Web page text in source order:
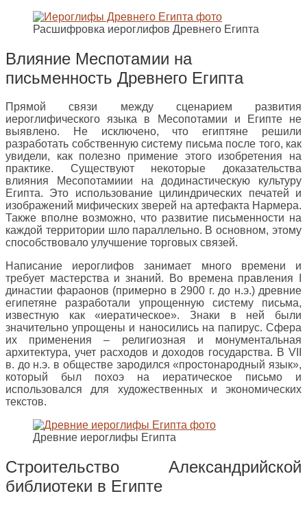
Расшифровка иероглифов Древнего Египта
Влияние Меспотамии на
письменность Древнего Египта
Прямой связи между сценарием развития
иероглифического языка в Месопотамии и Египте не
выявлено. Не исключено, что египтяне решили
разработать собственную систему письма после того, как
увидели, как полезно примение этого изобретения на
практике. Существуют некоторые доказательства
влияния Месопотамиии на додинастическую культуру
Египта. Это использование цилиндрических печатей и
изображений мифических зверей на артефакта Нармера.
Также вполне возможно, что развитие письменности на
каждой территории шло параллельно. В основном, этому
способствовало улучшение торговых связей.
Написание иероглифов занимает много времени и
требует мастерства и знаний. Во времена правления I
династии фараонов (примерно в 2900 г. до н.э.) древние
египетяне разработали упрощенную систему письма,
известную как «иератическое». Знаки в ней были
значительно упрощены и наносились на папирус. Сфера
их применения – религиозная и монументальная
архитектура, учет расходов и доходов государства. В VII
в. до н.э. в обществе зародился «простонародный язык»,
который был похоэ на иератическое письмо и
использовался для художественных и экономических
текстов.
Древние иероглифы Египта
Строительство Александрийской
библиотеки в Египте